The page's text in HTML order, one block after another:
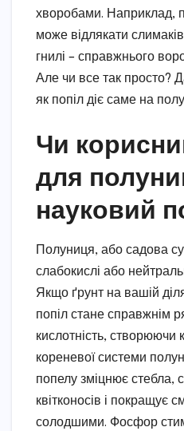
хворобами. Наприклад,
може відлякати слимаків
гнилі – справжнього
Але чи все так просто?
як попіл діє саме на
Чи
для
науковий
Полуниця, або садова
слабокислі або
Якщо ґрунт на вашій
попіл стане справжнім
кислотність,
кореневої системи
попелу зміцнює
квітконосів і покращує
солодшими. Фосфор